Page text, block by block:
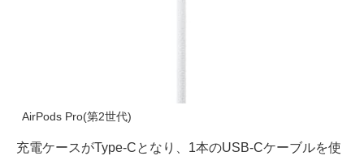
AirPods Pro(第2世代)
充電ケースがType-Cとなり、1本のUSB-Cケーブルを使